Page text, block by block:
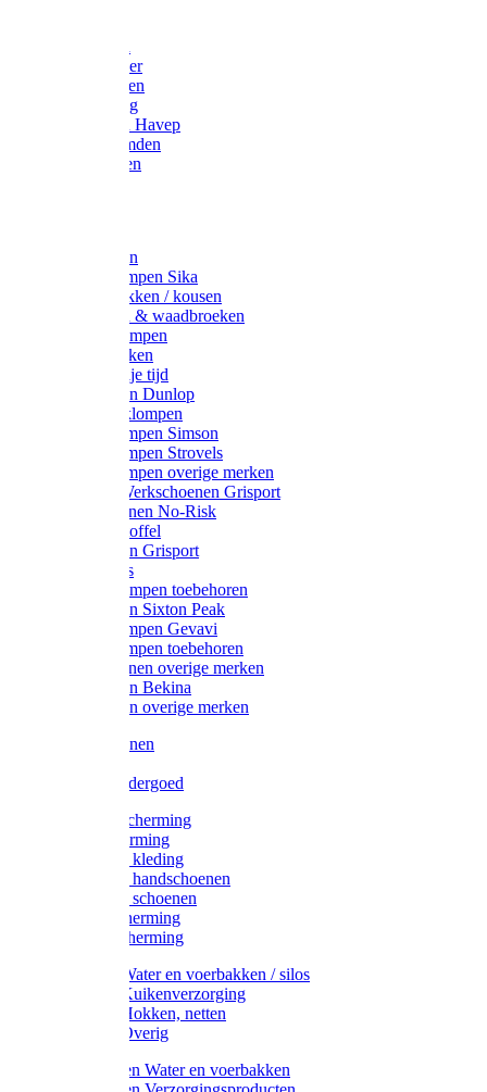
Bodywarmer
Werkbroeken
Zaagkleding
Werkjassen Havep
Thermohemden
Overhemden
Werksokken
Schoenklompen Sika
Thermo sokken / kousen
Lieslaarzen & waadbroeken
Houten klompen
Wandelsokken
Laarzen vrije tijd
Werklaarzen Dunlop
Kunststof klompen
Schoenklompen Simson
Schoenklompen Strovels
Schoenklompen overige merken
Wandel-/ Werkschoenen Grisport
Werkschoenen No-Risk
Klomppantoffel
Werklaarzen Grisport
Accessoires
Houten klompen toebehoren
Werklaarzen Sixton Peak
Schoenklompen Gevavi
Schoenklompen toebehoren
Werkschoenen overige merken
Werklaarzen Bekina
Werklaarzen overige merken
Handschoenen
Thermo ondergoed
Gehoorbescherming
Oogbescherming
Disposable kleding
Disposable handschoenen
Disposable schoenen
Mondbescherming
Hoofdbescherming
Pluimvee Water en voerbakken / silos
Pluimvee Kuikenverzorging
Pluimvee Hokken, netten
Pluimvee Overig
Knaagdieren Water en voerbakken